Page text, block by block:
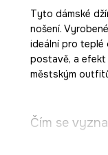
Tyto dámské
nošení.
ideální pro teplé
postavě, a efekt
městským
Čím se